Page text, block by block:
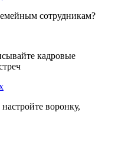
сотрудникам?
кадровые
воронку,